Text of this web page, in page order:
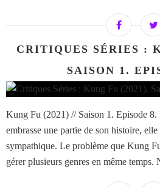
CRITIQUES SÉRIES :
SAISON 1.
Kung Fu (2021) // Saison 1. Episode
embrasse une partie de son histoire,
sympathique. Le problème que Kung
gérer plusieurs genres en même temps.